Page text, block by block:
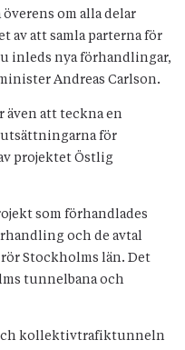
om alla delar
av att samla parterna för
inleds nya förhandlingar,
Andreas Carlson.
att teckna en
för
projektet Östlig
som förhandlades
och de avtal
Stockholms län. Det
tunnelbana och
kollektivtrafiktunneln